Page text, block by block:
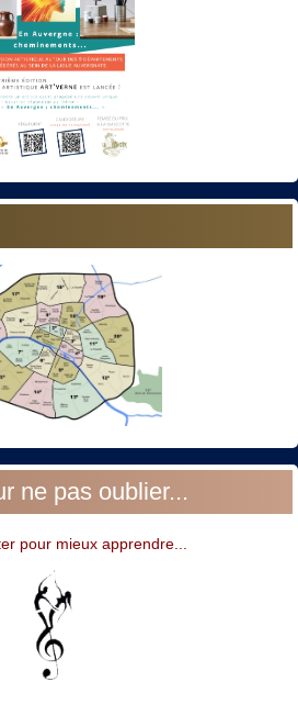
ne pas oublier...
pour mieux apprendre...